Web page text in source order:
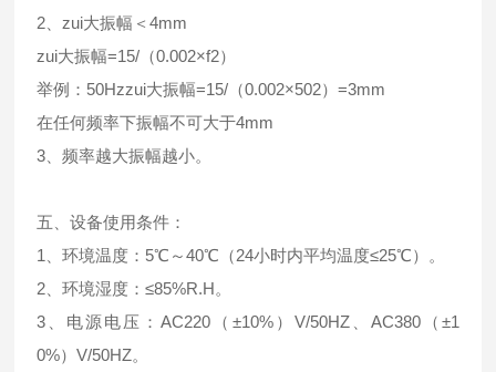
2、zui大振幅＜4mm
zui大振幅=15/（0.002×f2）
举例：50Hzzui大振幅=15/（0.002×502）=3mm
在任何频率下振幅不可大于4mm
3、频率越大振幅越小。
五、设备使用条件：
1、环境温度：5℃～40℃（24小时内平均温度≤25℃）。
2、环境湿度：≤85%R.H。
3、电源电压：AC220（±10%）V/50HZ、AC380（±1
0%）V/50HZ。